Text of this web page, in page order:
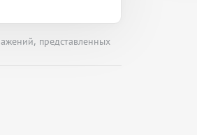
представленных